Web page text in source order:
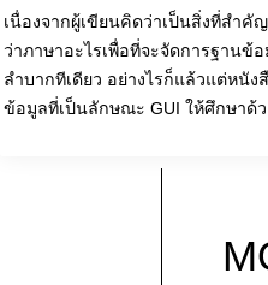
เนื่องจากผู้เขียนคิดว่าเป็นสิ่งที่สำคั
ว่าภาษาอะไรเพื่อที่จะจัดการฐานข้
ลำบากทีเดียว อย่างไรก็แล้วแต่หนั
ข้อมูลที่เป็นลักษณะ GUI ให้ศึกษาด้